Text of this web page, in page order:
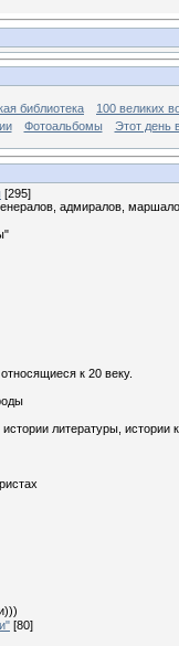
библиотека
100 великих
Фотоальбомы Этот день
[295]
адмиралов,
к 20 веку.
литературы, истории
[80]